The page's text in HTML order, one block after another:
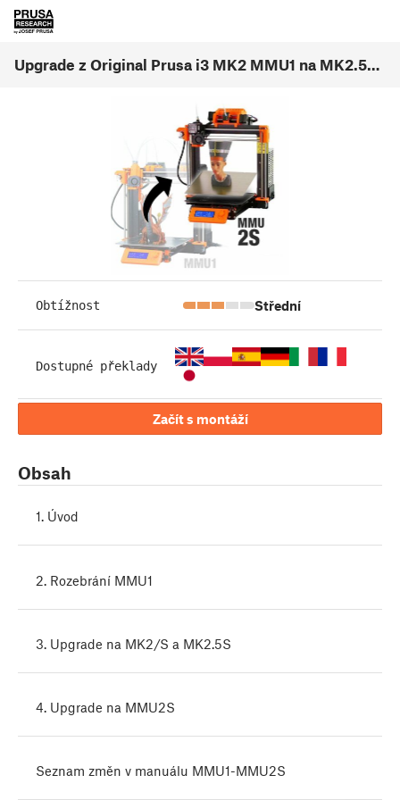
Upgrade z Original Prusa i3 MK2 MMU1 na MK2.5S MMU2S
Obtížnost Střední
Dostupné překlady
Začít s montáží
Obsah
1. Úvod
2. Rozebrání MMU1
3. Upgrade na MK2/S a MK2.5S
4. Upgrade na MMU2S
Seznam změn v manuálu MMU1-MMU2S